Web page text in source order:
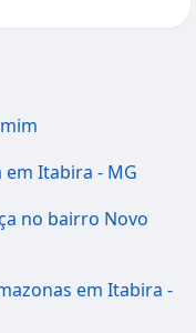
em Itabira - MG
no bairro Novo
em Itabira -